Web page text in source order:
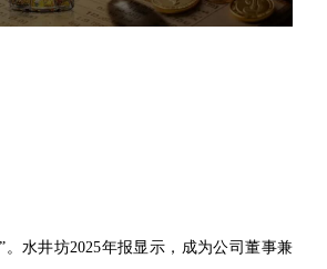
。水井坊2025年报显示，成为公司董事兼